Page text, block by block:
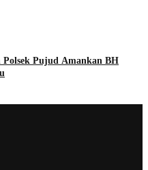
Polsek Pujud Amankan BH